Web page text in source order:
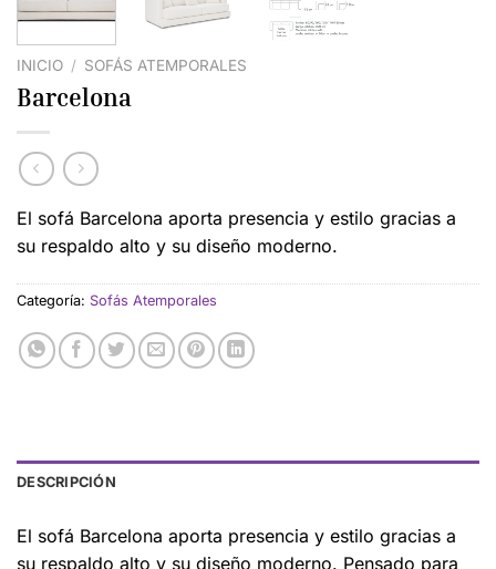
INICIO / SOFÁS ATEMPORALES
Barcelona
El sofá Barcelona aporta presencia y estilo gracias a
su respaldo alto y su diseño moderno.
Categoría: Sofás Atemporales
DESCRIPCIÓN
El sofá Barcelona aporta presencia y estilo gracias a
su respaldo alto y su diseño moderno. Pensado para